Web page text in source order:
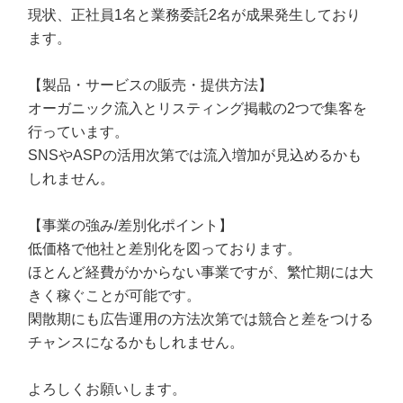
現状、正社員1名と業務委託2名が成果発生しており
ます。
【製品・サービスの販売・提供方法】
オーガニック流入とリスティング掲載の2つで集客を
行っています。
SNSやASPの活用次第では流入増加が見込めるかも
しれません。
【事業の強み/差別化ポイント】
低価格で他社と差別化を図っております。
ほとんど経費がかからない事業ですが、繁忙期には大
きく稼ぐことが可能です。
閑散期にも広告運用の方法次第では競合と差をつける
チャンスになるかもしれません。
よろしくお願いします。